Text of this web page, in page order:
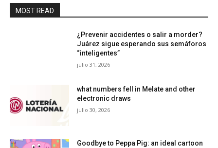
MOST READ
¿Prevenir accidentes o salir a morder?
Juárez sigue esperando sus semáforos
“inteligentes”
julio 31, 2026
what numbers fell in Melate and other
electronic draws
julio 30, 2026
Goodbye to Peppa Pig: an ideal cartoon